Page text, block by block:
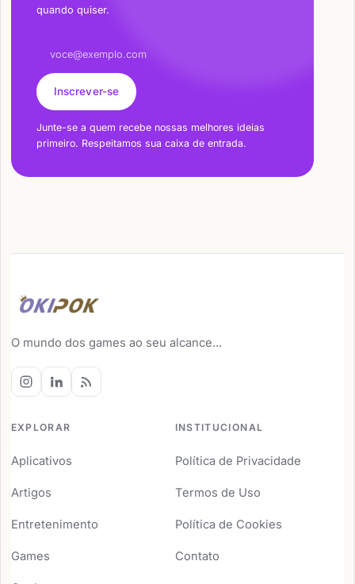
quando quiser.
Inscrever-se
Junte-se a quem recebe nossas melhores ideias
primeiro. Respeitamos sua caixa de entrada.
O mundo dos games ao seu alcance...
EXPLORAR
Aplicativos
Artigos
Entretenimento
Games
INSTITUCIONAL
Política de Privacidade
Termos de Uso
Política de Cookies
Contato